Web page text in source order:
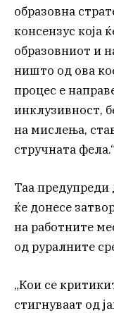
образовна
консензус која
образовниот и
ништо од ова
процес е
инклузивност,
на мислења,
стручната
Таа предупреди
ќе донесе
на работните
од руралните
„Кои се
стигнуваат од